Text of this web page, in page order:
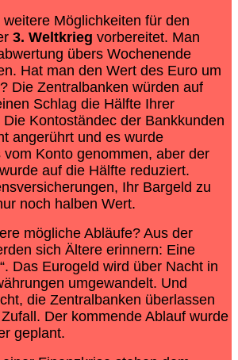
Möglichkeiten für den
3. Weltkrieg vorbereitet. Man
übers Wochenende
Hat man den Wert des Euro um
Die Zentralbanken würden auf
Schlag die Hälfte Ihrer
Die Kontoständec der Bankkunden
angerührt und es wurde
Konto genommen, aber der
auf die Hälfte reduziert.
Ihr Bargeld zu
noch halben Wert.
mögliche Abläufe? Aus der
sich Ältere erinnern: Eine
Das Eurogeld wird über Nacht in
umgewandelt. Und
die Zentralbanken überlassen
Der kommende Ablauf wurde
geplant.